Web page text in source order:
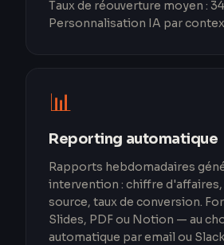
Taux de réouverture moyen :
Personnalisation IA par
📊
Reporting automatique
Rapports hebdomadaires
intervention : chiffre d'affaires,
source, taux de conversion.
Slides, PDF ou Notion — au
automatique par email ou